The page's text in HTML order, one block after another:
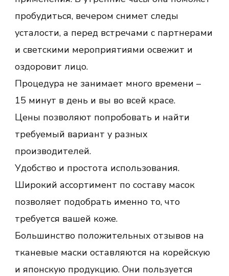
пробудиться, вечером снимет следы
усталости, а перед встречами с партнерами
и светскими мероприятиями освежит и
оздоровит лицо.
Процедура не занимает много времени –
15 минут в день и вы во всей красе.
Цены позволяют попробовать и найти
требуемый вариант у разных
производителей.
Удобство и простота использования.
Широкий ассортимент по составу масок
позволяет подобрать именно то, что
требуется вашей коже.
Большинство положительных отзывов на
тканевые маски оставляются на корейскую
и японскую продукцию. Они пользуется